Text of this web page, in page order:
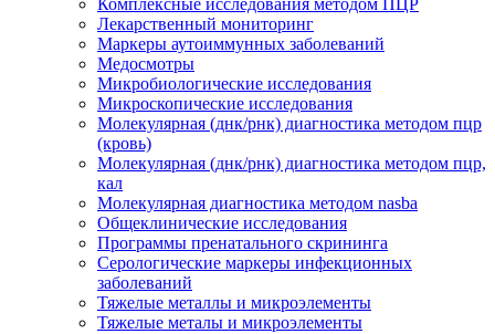
Комплексные исследования методом ПЦР
Лекарственный мониторинг
Маркеры аутоиммунных заболеваний
Медосмотры
Микробиологические исследования
Микроскопические исследования
Молекулярная (днк/рнк) диагностика методом пцр
(кровь)
Молекулярная (днк/рнк) диагностика методом пцр,
кал
Молекулярная диагностика методом nasba
Общеклинические исследования
Программы пренатального скрининга
Серологические маркеры инфекционных
заболеваний
Тяжелые металлы и микроэлементы
Тяжелые металы и микроэлементы